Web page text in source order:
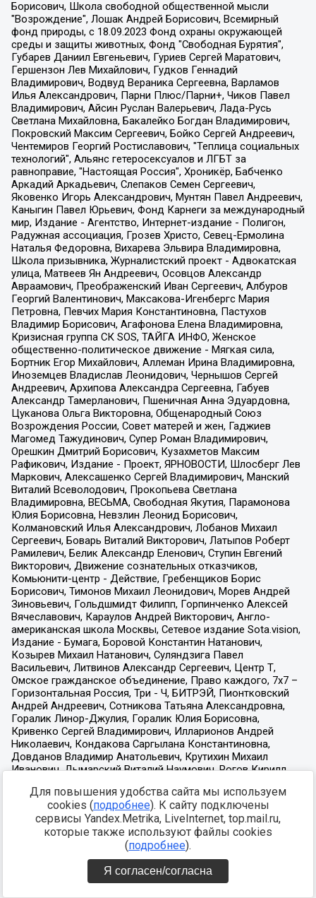
Для повышения удобства сайта мы используем
cookies (подробнее). К сайту подключены
сервисы Yandex.Metrika, LiveInternet, top.mail.ru,
которые также используют файлы cookies
(подробнее).
Я согласен/согласна